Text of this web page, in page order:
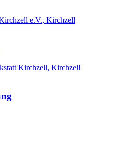
e.V., Kirchzell
Kirchzell, Kirchzell